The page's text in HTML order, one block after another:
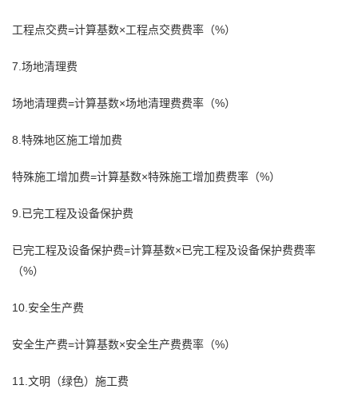
工程点交费=计算基数×工程点交费费率（%）
7.场地清理费
场地清理费=计算基数×场地清理费费率（%）
8.特殊地区施工增加费
特殊施工增加费=计算基数×特殊施工增加费费率（%）
9.已完工程及设备保护费
已完工程及设备保护费=计算基数×已完工程及设备保护费费率
（%）
10.安全生产费
安全生产费=计算基数×安全生产费费率（%）
11.文明（绿色）施工费